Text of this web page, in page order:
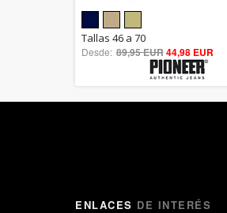
out of 5
Tallas 46 a 70
Desde: 89,95 EUR44,98 EUR
ENLACES DE INTERÉS